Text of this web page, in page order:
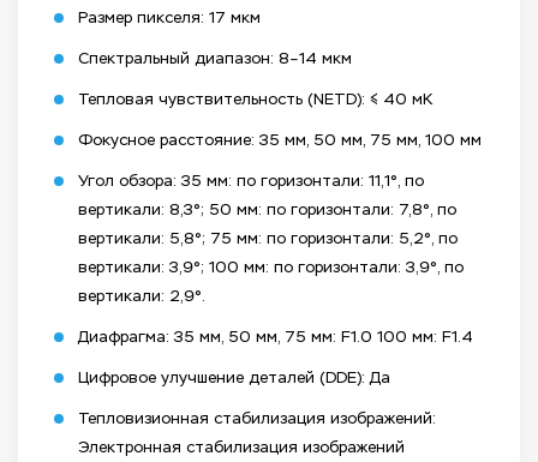
Размер пикселя: 17 мкм
Спектральный диапазон: 8–14 мкм
Тепловая чувствительность (NETD): ≤ 40 мК
Фокусное расстояние: 35 мм, 50 мм, 75 мм, 100 мм
Угол обзора: 35 мм: по горизонтали: 11,1°, по
вертикали: 8,3°; 50 мм: по горизонтали: 7,8°, по
вертикали: 5,8°; 75 мм: по горизонтали: 5,2°, по
вертикали: 3,9°; 100 мм: по горизонтали: 3,9°, по
вертикали: 2,9°.
Диафрагма: 35 мм, 50 мм, 75 мм: F1.0 100 мм: F1.4
Цифровое улучшение деталей (DDE): Да
Тепловизионная стабилизация изображений:
Электронная стабилизация изображений